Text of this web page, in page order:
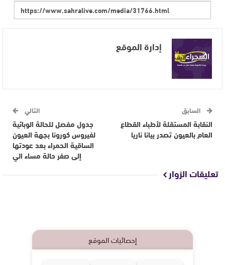
إدارة الموقع
السابق
النقابة المستقلة لأطباء القطاع
العام بالعيون تصدر بيانا ناريا
التالي
جدول مفصل للحالة الوبائية
لفيروس كورونا بجهة العيون
الساقية الحمراء بعد عودتها
إلى صفر حالة مساء الي
تعليقات الزوار
إحصائيات الموقع